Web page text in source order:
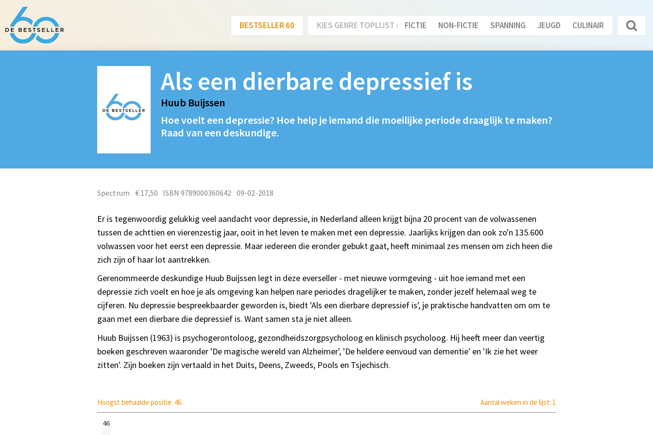
BESTSELLER 60 KIES GENRE TOPLIJST › FICTIE NON-FICTIE SPANNING JEUGD CULINAIR
Als een dierbare depressief is
Huub Buijssen
Hoe voelt een depressie? Hoe help je iemand die moeilijke periode draaglijk te maken?
Raad van een deskundige.
Spectrum € 17,50 ISBN 9789000360642 09-02-2018
Er is tegenwoordig gelukkig veel aandacht voor depressie, in Nederland alleen krijgt bijna 20 procent van de volwassenen
tussen de achttien en vierenzestig jaar, ooit in het leven te maken met een depressie. Jaarlijks krijgen dan ook zo'n 135.600
volwassen voor het eerst een depressie. Maar iedereen die eronder gebukt gaat, heeft minimaal zes mensen om zich heen die
zich zijn of haar lot aantrekken.
Gerenommeerde deskundige Huub Buijssen legt in deze everseller - met nieuwe vormgeving - uit hoe iemand met een
depressie zich voelt en hoe je als omgeving kan helpen nare periodes dragelijker te maken, zonder jezelf helemaal weg te
cijferen. Nu depressie bespreekbaarder geworden is, biedt 'Als een dierbare depressief is', je praktische handvatten om om te
gaan met een dierbare die depressief is. Want samen sta je niet alleen.
Huub Buijssen (1963) is psychogerontoloog, gezondheidszorgpsycholoog en klinisch psycholoog. Hij heeft meer dan veertig
boeken geschreven waaronder 'De magische wereld van Alzheimer', 'De heldere eenvoud van dementie' en 'Ik zie het weer
zitten'. Zijn boeken zijn vertaald in het Duits, Deens, Zweeds, Pools en Tsjechisch.
Hoogst behaalde positie: 46. Aantal weken in de lijst: 1
46